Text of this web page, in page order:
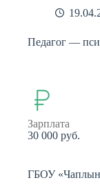
Педагог —
Зарплата
30 000 руб.
ГБОУ